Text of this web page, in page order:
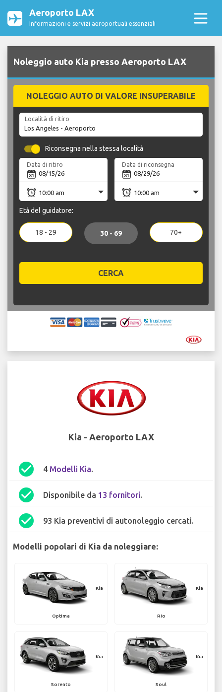
Aeroporto LAX
Informazioni e servizi aeroportuali essenziali
Noleggio auto Kia presso Aeroporto LAX
NOLEGGIO AUTO DI VALORE INSUPERABILE
Località di ritiro
Riconsegna nella stessa località
Data di ritiro Data di riconsegna
Età del guidatore:
18 - 29 30 - 69 70+
CERCA
Kia - Aeroporto LAX
check_circle 4 Modelli Kia.
check_circle Disponibile da 13 fornitori.
check_circle 93 Kia preventivi di autonoleggio cercati.
Modelli popolari di Kia da noleggiare:
Kia
Optima
Kia
Rio
Kia
Sorento
Kia
Soul